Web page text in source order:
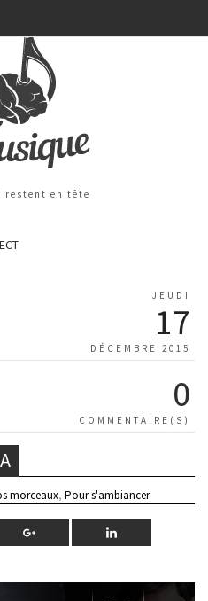
restent en tête
JEUDI
17
DÉCEMBRE 2015
0
COMMENTAIRE(S)
morceaux, Pour s'ambiancer